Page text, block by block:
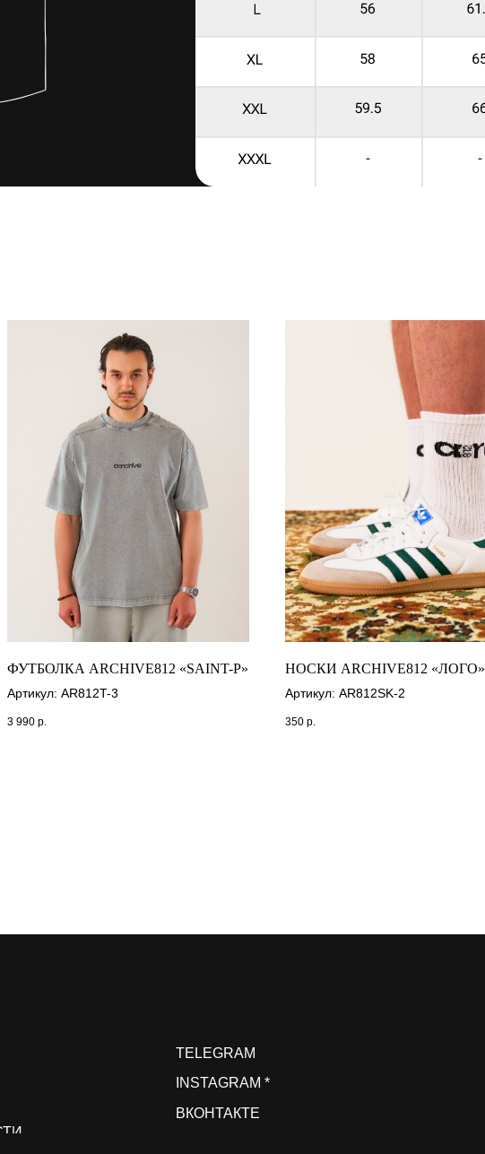
ФУТБОЛКА ARCHIVE812 «SAINT-P»
Артикул: AR812T-3
3 990 р.
НОСКИ ARCHIVE812 «ЛОГО»
Артикул: AR812SK-2
350 р.